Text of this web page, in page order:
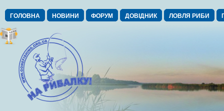
ГОЛОВНА НОВИНИ ФОРУМ ДОВІДНИК ЛОВЛЯ РИБИ